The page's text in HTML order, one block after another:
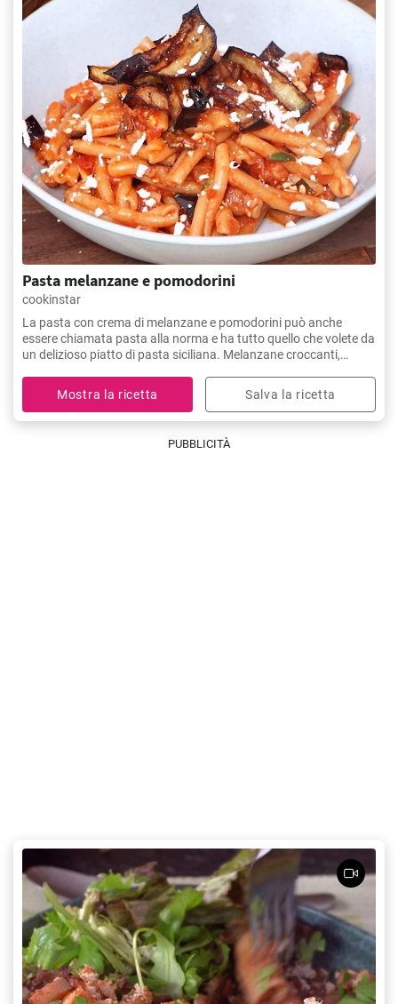
Pasta melanzane e pomodorini
cookinstar
La pasta con crema di melanzane e pomodorini può anche
essere chiamata pasta alla norma e ha tutto quello che volete da
un delizioso piatto di pasta siciliana. Melanzane croccanti,
Mostra la ricetta
Salva la ricetta
PUBBLICITÀ